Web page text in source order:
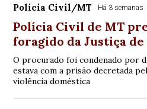
Polícia Civil/MT Há 3 semanas
Polícia Civil de MT
foragido da Justiça de
O procurado foi condenado por
estava com a prisão decretada
violência doméstica